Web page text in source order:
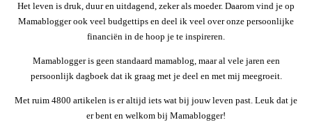
Het leven is druk, duur en uitdagend, zeker als moeder. Daarom vind je op
Mamablogger ook veel budgettips en deel ik veel over onze persoonlijke
financiën in de hoop je te inspireren.
Mamablogger is geen standaard mamablog, maar al vele jaren een
persoonlijk dagboek dat ik graag met je deel en met mij meegroeit.
Met ruim 4800 artikelen is er altijd iets wat bij jouw leven past. Leuk dat je
er bent en welkom bij Mamablogger!